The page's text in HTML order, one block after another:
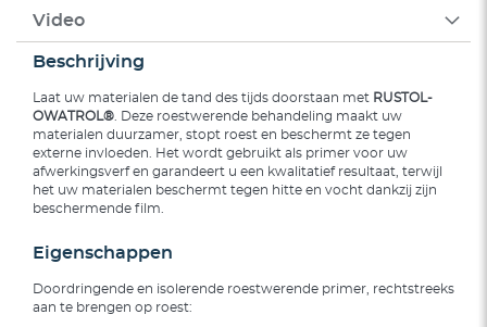
Video
Beschrijving
Laat uw materialen de tand des tijds doorstaan met RUSTOL-
OWATROL® . Deze roestwerende behandeling maakt uw
materialen duurzamer, stopt roest en beschermt ze tegen
externe invloeden. Het wordt gebruikt als primer voor uw
afwerkingsverf en garandeert u een kwalitatief resultaat, terwijl
het uw materialen beschermt tegen hitte en vocht dankzij zijn
beschermende film.
Eigenschappen
Doordringende en isolerende roestwerende primer, rechtstreeks
aan te brengen op roest: